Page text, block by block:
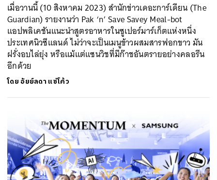
เมื่อวานนี้ (10 สิงหาคม 2023) สำนักข่าวเดอะการ์เดียน (The
Guardian) รายงานว่า Pak ‘n’ Save Savey Meal-bot
แอปพลิเคชันแนะนำสูตรอาหารในซูเปอร์มาร์เก็ตแห่งหนึ่ง
ประเทศนิวซีแลนด์ ไม่ว่าจะเป็นเมนูข้าวผสมสารฟอกขาว มัน
ฝรั่งอบไล่ยุ่ง หรือแม้แต่แซนวิชที่มีก๊าชอันตรายอย่างคลอรีน
อีกด้วย
โดย อัยย์ลดา แซ่โค้ว